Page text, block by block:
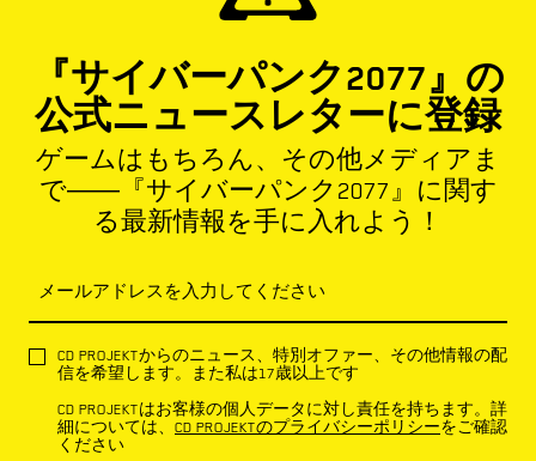
『サイバーパンク2077』の
公式ニュースレターに登録
ゲームはもちろん、その他メディアま
で――『サイバーパンク2077』に関す
る最新情報を手に入れよう！
メールアドレスを入力してください
CD PROJEKTからのニュース、特別オファー、その他情報の配
信を希望します。また私は17歳以上です
CD PROJEKTはお客様の個人データに対し責任を持ちます。詳
細については、 CD PROJEKTのプライバシーポリシーをご確認
ください